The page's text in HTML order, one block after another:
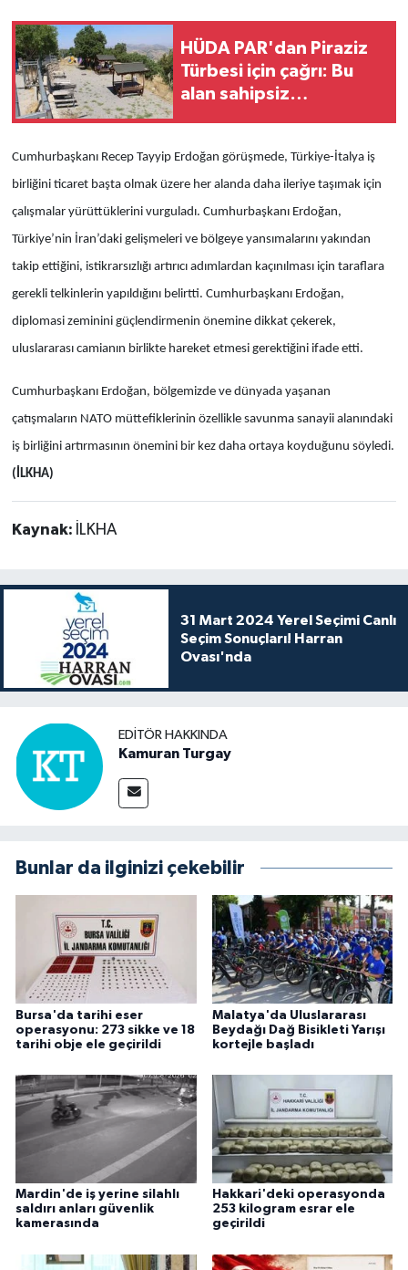
HÜDA PAR'dan Piraziz
Türbesi için çağrı: Bu
alan sahipsiz
Cumhurbaşkanı Recep Tayyip Erdoğan görüşmede, Türkiye-İtalya iş
birliğini ticaret başta olmak üzere her alanda daha ileriye taşımak için
çalışmalar yürüttüklerini vurguladı. Cumhurbaşkanı Erdoğan,
Türkiye’nin İran’daki gelişmeleri ve bölgeye yansımalarını yakından
takip ettiğini, istikrarsızlığı artırıcı adımlardan kaçınılması için taraflara
gerekli telkinlerin yapıldığını belirtti. Cumhurbaşkanı Erdoğan,
diplomasi zeminini güçlendirmenin önemine dikkat çekerek,
uluslararası camianın birlikte hareket etmesi gerektiğini ifade etti.
Cumhurbaşkanı Erdoğan, bölgemizde ve dünyada yaşanan
çatışmaların NATO müttefiklerinin özellikle savunma sanayii alanındaki
iş birliğini artırmasının önemini bir kez daha ortaya koyduğunu söyledi.
(İLKHA)
Kaynak: İLKHA
31 Mart 2024 Yerel Seçimi Canlı
Seçim Sonuçları! Harran
Ovası'nda
EDITÖR HAKKINDA
Kamuran Turgay
Bunlar da ilginizi çekebilir
Bursa'da tarihi eser
operasyonu: 273 sikke ve 18
tarihi obje ele geçirildi
Malatya'da Uluslararası
Beydağı Dağ Bisikleti Yarışı
kortejle başladı
Mardin'de iş yerine silahlı
saldırı anları güvenlik
kamerasında
Hakkari'deki operasyonda
253 kilogram esrar ele
geçirildi